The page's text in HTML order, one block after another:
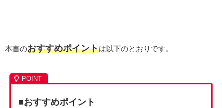
本書のおすすめポイントは以下のとおりです。
■おすすめポイント